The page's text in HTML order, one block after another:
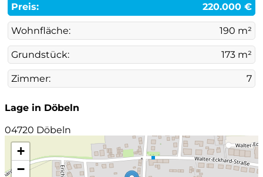
Preis: 220.000 €
Wohnfläche: 190 m²
Grundstück: 173 m²
Zimmer: 7
Lage in Döbeln
04720 Döbeln
+
−